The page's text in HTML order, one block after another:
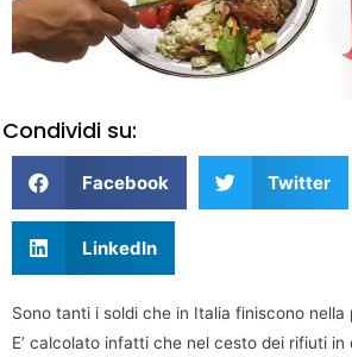
Condividi su:
Facebook Twitter
LinkedIn
Sono tanti i soldi che in Italia finiscono nella
E’ calcolato infatti che nel cesto dei rifiuti